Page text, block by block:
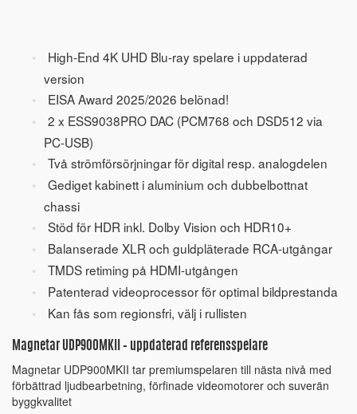
High-End 4K UHD Blu-ray spelare i uppdaterad
version
EISA Award 2025/2026 belönad!
2 x ESS9038PRO DAC (PCM768 och DSD512 via
PC-USB)
Två strömförsörjningar för digital resp. analogdelen
Gediget kabinett i aluminium och dubbelbottnat
chassi
Stöd för HDR inkl. Dolby Vision och HDR10+
Balanserade XLR och guldpläterade RCA-utgångar
TMDS retiming på HDMI-utgången
Patenterad videoprocessor för optimal bildprestanda
Kan fås som regionsfri, välj i rullisten
Magnetar UDP900MKII – uppdaterad referensspelare
Magnetar UDP900MKII tar premiumspelaren till nästa nivå med
förbättrad ljudbearbetning, förfinade videomotorer och suverän
byggkvalitet